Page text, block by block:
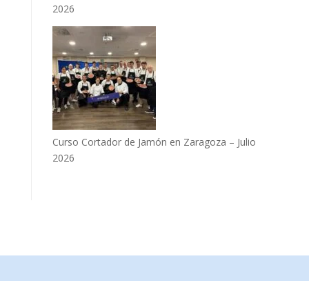
2026
Curso Cortador de Jamón en Zaragoza – Julio
2026